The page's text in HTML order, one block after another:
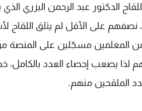
الدكتور عبد الرحمن البزري الذي
على الأقل لم يتلق اللقاح
المعلمين مسجّلين على المنصة
لذا يصعب إحصاء العدد بالكامل،
الملقحين منهم.